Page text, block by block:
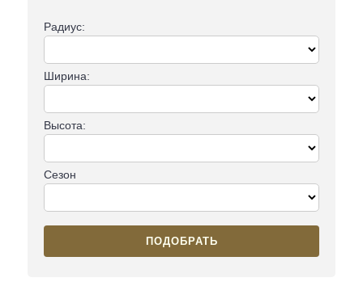
Радиус:
Ширина:
Высота:
Сезон
ПОДОБРАТЬ